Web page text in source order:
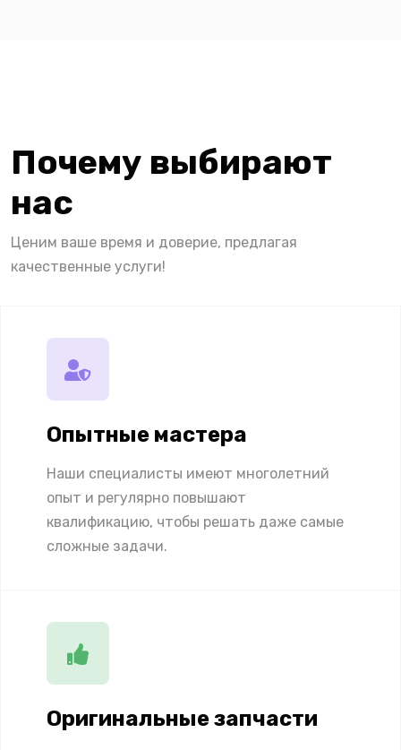
Почему выбирают
нас
Ценим ваше время и доверие, предлагая
качественные услуги!
Опытные мастера
Наши специалисты имеют многолетний
опыт и регулярно повышают
квалификацию, чтобы решать даже самые
сложные задачи.
Оригинальные запчасти